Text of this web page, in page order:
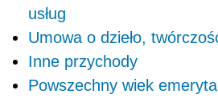
usług
Umowa o dzieło,
Inne przychody
Powszechny wiek